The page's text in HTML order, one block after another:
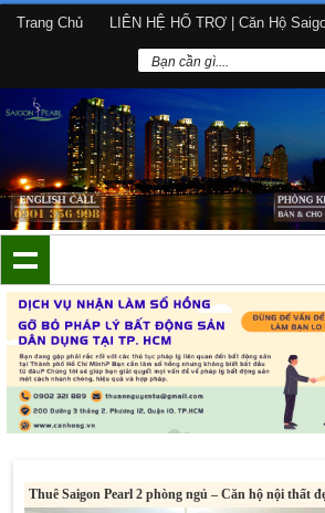
Trang Chủ LIÊN HỆ HỔ TRỢ | Căn Hộ
Thuê Saigon Pearl 2 phòng ngủ – Căn hộ nội thất